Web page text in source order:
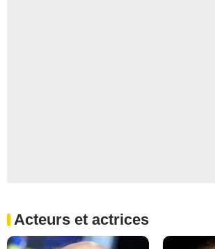
Acteurs et actrices